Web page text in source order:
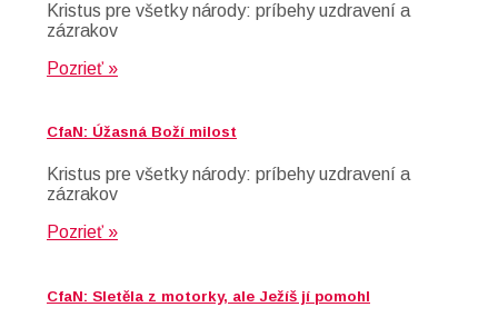
Kristus pre všetky národy: príbehy uzdravení a
zázrakov
Pozrieť »
CfaN: Úžasná Boží milost
Kristus pre všetky národy: príbehy uzdravení a
zázrakov
Pozrieť »
CfaN: Sletěla z motorky, ale Ježíš jí pomohl